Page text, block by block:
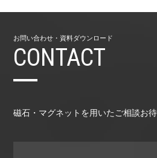
お問い合わせ・資料ダウンロード
CONTACT
磁石・マグネットを用いたご相談お